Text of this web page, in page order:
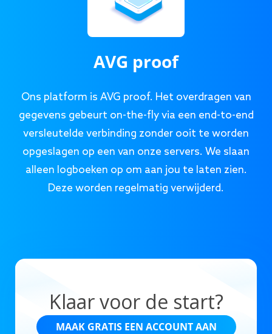
AVG proof
Ons platform is AVG proof. Het overdragen van
gegevens gebeurt on-the-fly via een end-to-end
versleutelde verbinding zonder ooit te worden
opgeslagen op een van onze servers. We slaan
alleen logboeken op om aan jou te laten zien.
Deze worden regelmatig verwijderd.
Klaar voor de start?
MAAK GRATIS EEN ACCOUNT AAN